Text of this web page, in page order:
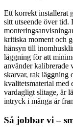
Ett korrekt installerat
sitt utseende över
kritiska moment och
hänsyn till
läggning för att
använder kalibrerade
skarvar, rak läggning
kvalitetsmaterial med
vardagligt slitage, är
intryck i många år
Så jobbar vi –